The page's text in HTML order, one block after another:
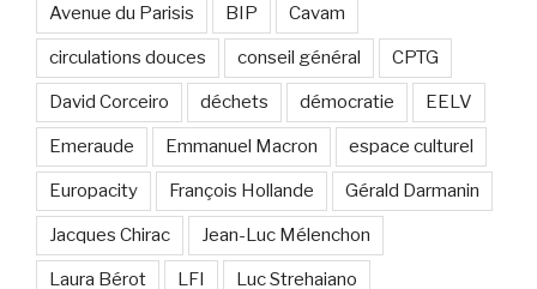
Avenue du Parisis BIP Cavam
circulations douces conseil général CPTG
David Corceiro déchets démocratie EELV
Emeraude Emmanuel Macron espace culturel
Europacity François Hollande Gérald Darmanin
Jacques Chirac Jean-Luc Mélenchon
Laura Bérot LFI Luc Strehaiano